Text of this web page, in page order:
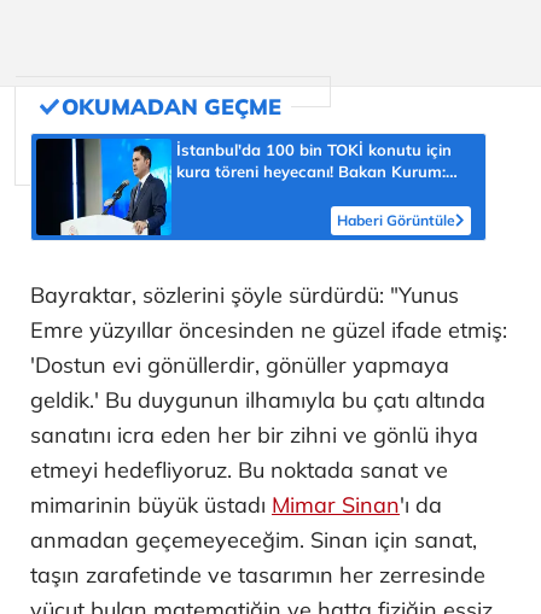
İstanbul'da 100 bin TOKİ konutu için
kura töreni heyecanı! Bakan Kurum:
Haberi Görüntüle
Bayraktar, sözlerini şöyle sürdürdü: "Yunus
Emre yüzyıllar öncesinden ne güzel ifade etmiş:
'Dostun evi gönüllerdir, gönüller yapmaya
geldik.' Bu duygunun ilhamıyla bu çatı altında
sanatını icra eden her bir zihni ve gönlü ihya
etmeyi hedefliyoruz. Bu noktada sanat ve
mimarinin büyük üstadı Mimar Sinan'ı da
anmadan geçemeyeceğim. Sinan için sanat,
taşın zarafetinde ve tasarımın her zerresinde